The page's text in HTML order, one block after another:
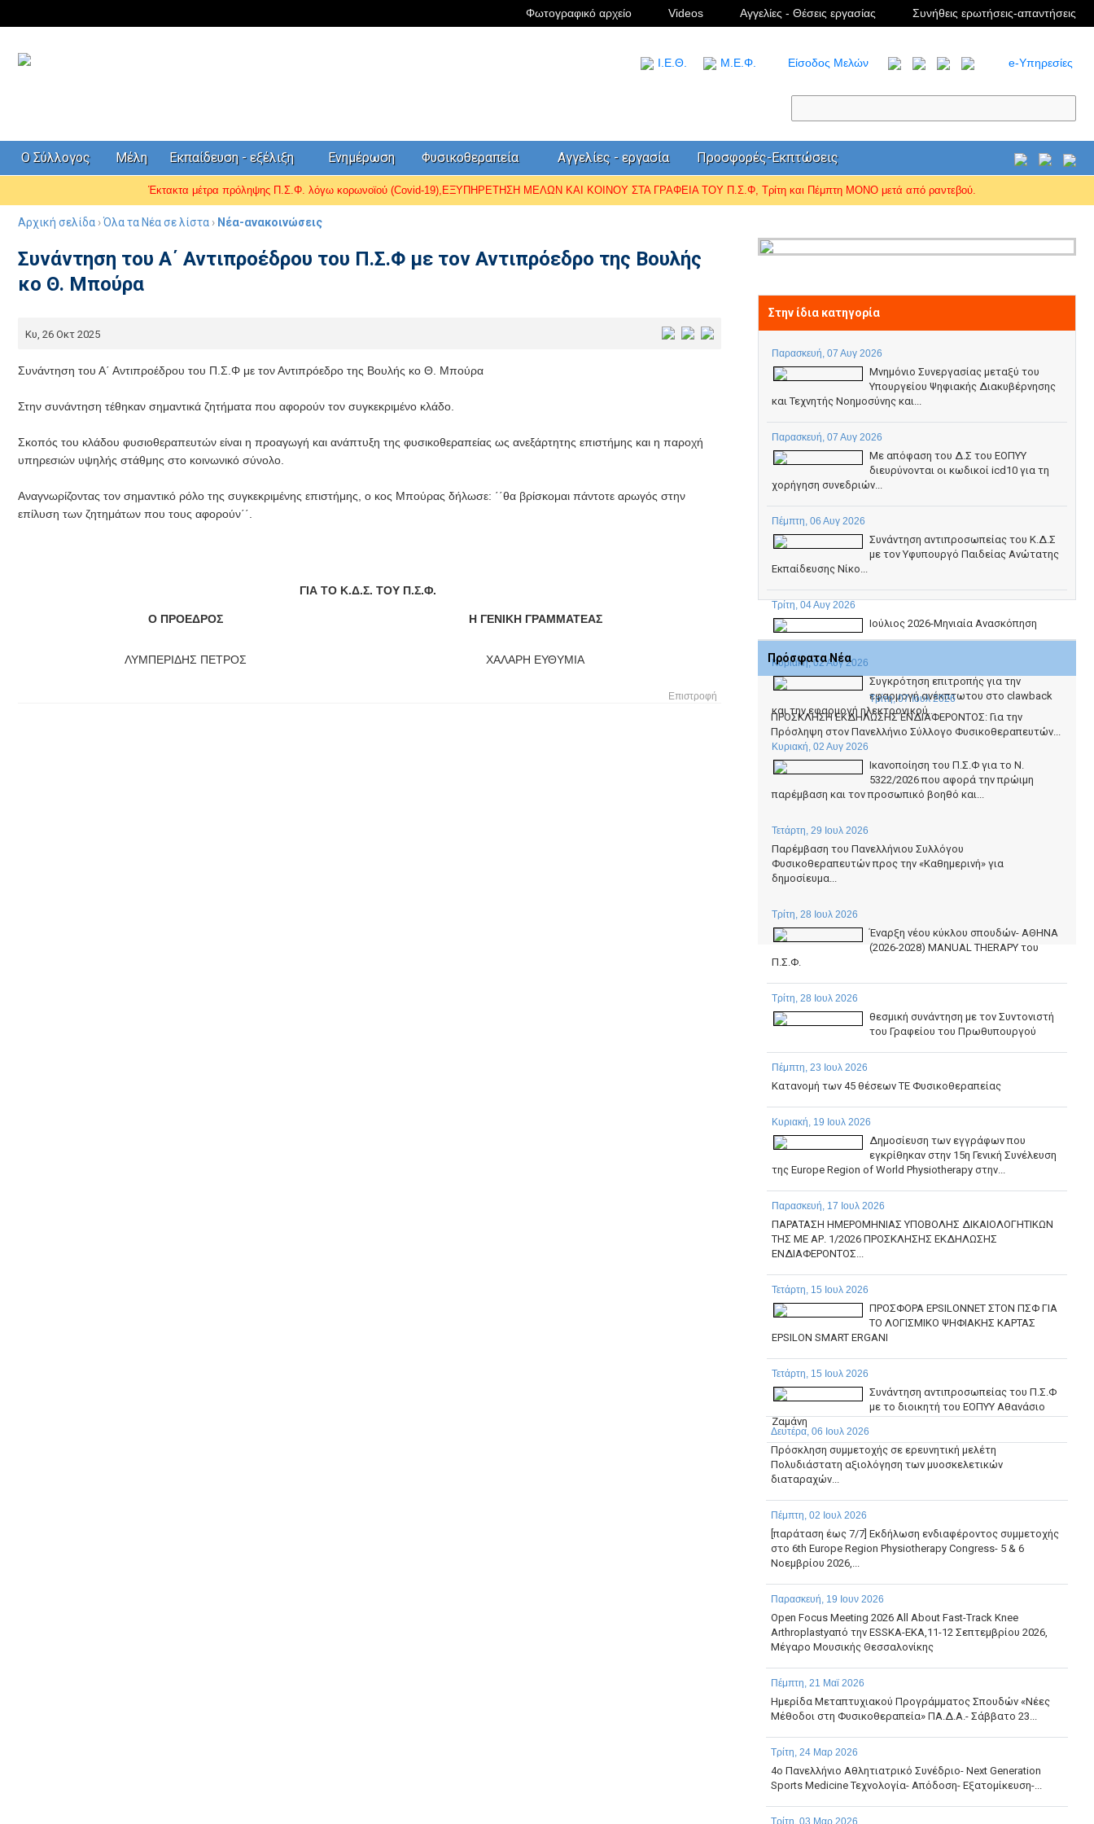
Φωτογραφικό αρχείο Videos Αγγελίες - Θέσεις εργασίας Συνήθεις ερωτήσεις-απαντήσεις
I.Ε.Θ. Μ.Ε.Φ. Είσοδος Μελών e-Υπηρεσίες
Ο Σύλλογος Μέλη Εκπαίδευση - εξέλιξη Ενημέρωση Φυσικοθεραπεία Αγγελίες - εργασία Προσφορές-Εκπτώσεις
Έκτακτα μέτρα πρόληψης Π.Σ.Φ. λόγω κορωνοϊού (Covid-19),ΕΞΥΠΗΡΕΤΗΣΗ ΜΕΛΩΝ ΚΑΙ ΚΟΙΝΟΥ ΣΤΑ ΓΡΑΦΕΙΑ ΤΟΥ Π.Σ.Φ, Τρίτη και Πέμπτη ΜΟΝΟ μετά από ραντεβού.
Αρχική σελίδα ›Όλα τα Νέα σε λίστα › Νέα-ανακοινώσεις
Συνάντηση του Α΄ Αντιπροέδρου του Π.Σ.Φ με τον Αντιπρόεδρο της Βουλής
κο Θ. Μπούρα
Κυ, 26 Οκτ 2025
Συνάντηση του Α΄ Αντιπροέδρου του Π.Σ.Φ με τον Αντιπρόεδρο της Βουλής κο Θ. Μπούρα
Στην συνάντηση τέθηκαν σημαντικά ζητήματα που αφορούν τον συγκεκριμένο κλάδο.
Σκοπός του κλάδου φυσιοθεραπευτών είναι η προαγωγή και ανάπτυξη της φυσικοθεραπείας ως ανεξάρτητης επιστήμης και η παροχή
υπηρεσιών υψηλής στάθμης στο κοινωνικό σύνολο.
Αναγνωρίζοντας τον σημαντικό ρόλο της συγκεκριμένης επιστήμης, ο κος Μπούρας δήλωσε: ΄΄θα βρίσκομαι πάντοτε αρωγός στην
επίλυση των ζητημάτων που τους αφορούν΄΄.
ΓΙΑ ΤΟ Κ.Δ.Σ. ΤΟΥ Π.Σ.Φ.
Ο ΠΡΟΕΔΡΟΣ Η ΓΕΝΙΚΗ ΓΡΑΜΜΑΤΕΑΣ
ΛΥΜΠΕΡΙΔΗΣ ΠΕΤΡΟΣ ΧΑΛΑΡΗ ΕΥΘΥΜΙΑ
Επιστροφή
Στην ίδια κατηγορία
Παρασκευή, 07 Αυγ 2026
Μνημόνιο Συνεργασίας μεταξύ του
Υπουργείου Ψηφιακής Διακυβέρνησης
και Τεχνητής Νοημοσύνης και...
Παρασκευή, 07 Αυγ 2026
Με απόφαση του Δ.Σ του ΕΟΠΥΥ
διευρύνονται οι κωδικοί icd10 για τη
χορήγηση συνεδριών...
Πέμπτη, 06 Αυγ 2026
Συνάντηση αντιπροσωπείας του Κ.Δ.Σ
με τον Υφυπουργό Παιδείας Ανώτατης
Εκπαίδευσης Νίκο...
Τρίτη, 04 Αυγ 2026
Ιούλιος 2026-Μηνιαία Ανασκόπηση
Κυριακή, 02 Αυγ 2026
Συγκρότηση επιτροπής για την
εφαρμογή ανέκπτωτου στο clawback
και την εφαρμογή ηλεκτρονικού...
Κυριακή, 02 Αυγ 2026
Ικανοποίηση του Π.Σ.Φ για το Ν.
5322/2026 που αφορά την πρώιμη
παρέμβαση και τον προσωπικό βοηθό και...
Τετάρτη, 29 Ιουλ 2026
Παρέμβαση του Πανελλήνιου Συλλόγου
Φυσικοθεραπευτών προς την «Καθημερινή» για
δημοσίευμα...
Τρίτη, 28 Ιουλ 2026
Έναρξη νέου κύκλου σπουδών- ΑΘΗΝΑ
(2026-2028) MANUAL THERAPY του
Π.Σ.Φ.
Τρίτη, 28 Ιουλ 2026
θεσμική συνάντηση με τον Συντονιστή
του Γραφείου του Πρωθυπουργού
Πέμπτη, 23 Ιουλ 2026
Κατανομή των 45 θέσεων ΤΕ Φυσικοθεραπείας
Κυριακή, 19 Ιουλ 2026
Δημοσίευση των εγγράφων που
εγκρίθηκαν στην 15η Γενική Συνέλευση
της Europe Region of World Physiotherapy στην...
Παρασκευή, 17 Ιουλ 2026
ΠΑΡΑΤΑΣΗ ΗΜΕΡΟΜΗΝΙΑΣ ΥΠΟΒΟΛΗΣ ΔΙΚΑΙΟΛΟΓΗΤΙΚΩΝ
ΤΗΣ ΜΕ ΑΡ. 1/2026 ΠΡΟΣΚΛΗΣΗΣ ΕΚΔΗΛΩΣΗΣ
ΕΝΔΙΑΦΕΡΟΝΤΟΣ...
Τετάρτη, 15 Ιουλ 2026
ΠΡΟΣΦΟΡΑ EPSILONNET ΣΤΟΝ ΠΣΦ ΓΙΑ
ΤΟ ΛΟΓΙΣΜΙΚΟ ΨΗΦΙΑΚΗΣ ΚΑΡΤΑΣ
EPSILON SMART ERGANI
Τετάρτη, 15 Ιουλ 2026
Συνάντηση αντιπροσωπείας του Π.Σ.Φ
με το διοικητή του ΕΟΠΥΥ Αθανάσιο
Ζαμάνη
Πρόσφατα Νέα
Τρίτη, 07 Ιουλ 2026
ΠΡΟΣΚΛΗΣΗ ΕΚΔΗΛΩΣΗΣ ΕΝΔΙΑΦΕΡΟΝΤΟΣ: Για την
Πρόσληψη στον Πανελλήνιο Σύλλογο Φυσικοθεραπευτών...
Δευτέρα, 06 Ιουλ 2026
Πρόσκληση συμμετοχής σε ερευνητική μελέτη
Πολυδιάστατη αξιολόγηση των μυοσκελετικών
διαταραχών...
Πέμπτη, 02 Ιουλ 2026
[παράταση έως 7/7] Εκδήλωση ενδιαφέροντος συμμετοχής
στο 6th Europe Region Physiotherapy Congress- 5 & 6
Νοεμβρίου 2026,...
Παρασκευή, 19 Ιουν 2026
Open Focus Meeting 2026 All About Fast-Track Knee
Arthroplastyαπό την ESSKA-EKA,11-12 Σεπτεμβρίου 2026,
Μέγαρο Μουσικής Θεσσαλονίκης
Πέμπτη, 21 Μαϊ 2026
Ημερίδα Μεταπτυχιακού Προγράμματος Σπουδών «Νέες
Μέθοδοι στη Φυσικοθεραπεία» ΠΑ.Δ.Α.- Σάββατο 23...
Τρίτη, 24 Μαρ 2026
4ο Πανελλήνιο Αθλητιατρικό Συνέδριο- Next Generation
Sports Medicine Τεχνολογία- Απόδοση- Εξατομίκευση-...
Τρίτη, 03 Μαρ 2026